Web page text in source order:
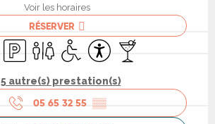
Voir les horaires
RÉSERVER
pique nique
ParkingToilettesAccès handicapés
AccessibilitéBar / Buvette
5 autre(s) prestation(s)
05 65 32 55 ▒▒